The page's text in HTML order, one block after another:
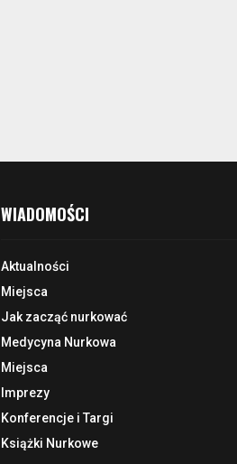
WIADOMOŚCI
Aktualności
Miejsca
Jak zacząć nurkować
Medycyna Nurkowa
Miejsca
Imprezy
Konferencje i Targi
Książki Nurkowe